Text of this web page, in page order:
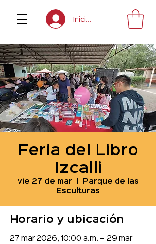
Inicia sesión
Feria del Libro
Izcalli
vie 27 de mar
Parque de las
Esculturas
Horario y ubicación
27 mar 2026, 10:00 a.m. – 29 mar